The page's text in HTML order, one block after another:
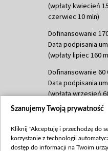
(wpłaty kwiecień
czerwiec 10 mln)
Dofinansowanie
Data podpisania
(wpłaty lipiec 160
Dofinansowanie 60
Data podpisania
(wpłata wrzesień
Dofinansowanie 635
(wpłata wrzesień
mln, listopad 265
Szanujemy Twoją prywatność
Kliknij "Akceptuję i przechodzę do
korzystanie z technologii
dostęp do informacji na Twoim